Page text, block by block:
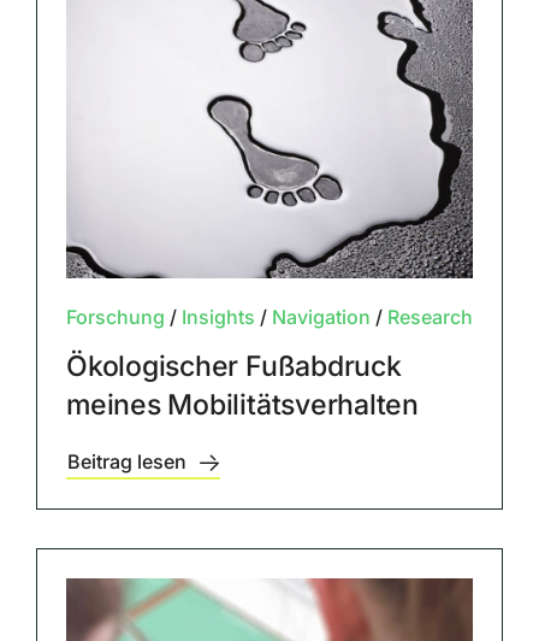
Forschung / Insights / Navigation / Research
Ökologischer Fußabdruck
meines Mobilitätsverhalten
Beitrag lesen